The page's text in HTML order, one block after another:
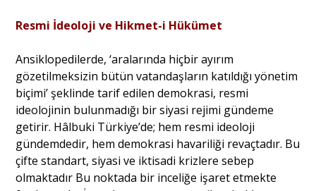
Resmi İdeoloji ve Hikmet-i Hükümet
Ansiklopedilerde, ‘aralarında hiçbir ayırım
gözetilmeksizin bütün vatandaşların katıldığı yönetim
biçimi’ şeklinde tarif edilen demokrasi, resmi
ideolojinin bulunmadığı bir siyasi rejimi gündeme
getirir. Hâlbuki Türkiye’de; hem resmi ideoloji
gündemdedir, hem demokrasi havariliği revaçtadır. Bu
çifte standart, siyasi ve iktisadi krizlere sebep
olmaktadır Bu noktada bir inceliğe işaret etmekte